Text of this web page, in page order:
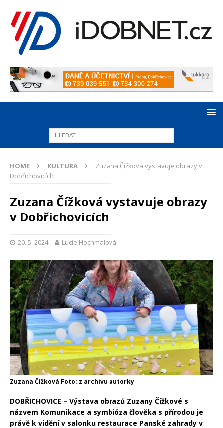
HOME KULTURA
Zuzana Čížková vystavuje obrazy v
Dobřichovicích
Zuzana Čížková vystavuje obrazy
v Dobřichovicích
20. 5. 2024 Lucie Hochmalová
Zuzana Čížková Foto: z archivu autorky
DOBŘICHOVICE – Výstava obrazů Zuzany Čížkové s
názvem Komunikace a symbióza člověka s přírodou je
právě k vidění v salonku restaurace Panské zahrady v